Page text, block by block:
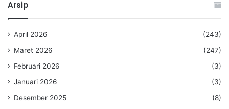
Arsip
April 2026
(243)
Maret 2026
(247)
Februari 2026
(3)
Januari 2026
(3)
Desember 2025
(8)